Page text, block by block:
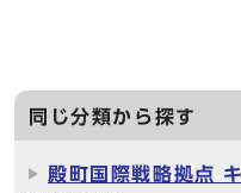
同じ分類から探す
殿町国際戦略拠点